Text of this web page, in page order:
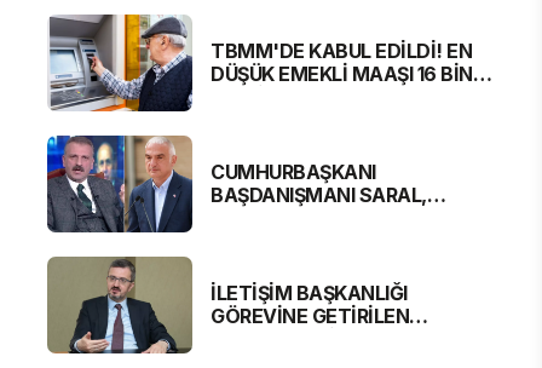
TBMM'DE KABUL EDİLDİ! EN
DÜŞÜK EMEKLİ MAAŞI 16 BİN
CUMHURBAŞKANI
BAŞDANIŞMANI SARAL,
İLETİŞİM BAŞKANLIĞI
GÖREVİNE GETİRİLEN